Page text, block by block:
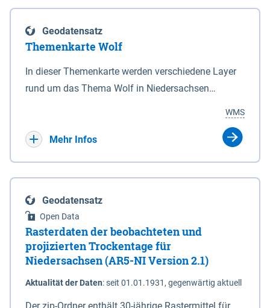
enthalten. Sperrwerke Sperrwerke sind Bauwerke
mit Sperrvorrichtungen in Tidegewässern, die dem
Schutz eines Gebietes vor erhöhten Tiden, vor allem
vor Sturmfluten, zu dienen bestimmt sind (§2 Abs.3
Eigenschaft eines Sperrwerkes durch Widmung, die
die Deichbehörde durch Verordnung ausspricht.
Geodatensatz
Themenkarte Wolf
In dieser Themenkarte werden verschiedene Layer
rund um das Thema Wolf in Niedersachsen
sowie Status der bestehenden Wolfsterritorien im
laufenden Monitoringjahr.
WMS
Mehr Infos
Geodatensatz
Open Data
Rasterdaten der beobachteten und
projizierten Trockentage für
Niedersachsen (AR5-NI Version 2.1)
Aktualität der Daten:seit 01.01.1931, gegenwärtig aktuell